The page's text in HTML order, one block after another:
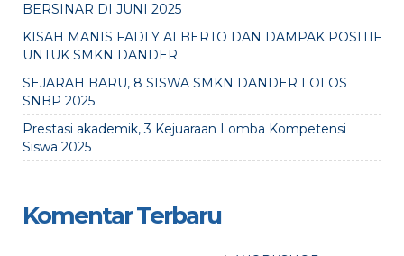
BERSINAR DI JUNI 2025
KISAH MANIS FADLY ALBERTO DAN DAMPAK POSITIF
UNTUK SMKN DANDER
SEJARAH BARU, 8 SISWA SMKN DANDER LOLOS
SNBP 2025
Prestasi akademik, 3 Kejuaraan Lomba Kompetensi
Siswa 2025
Komentar Terbaru